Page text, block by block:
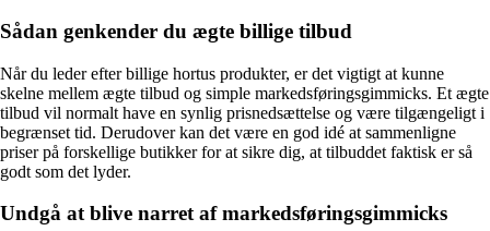
Sådan genkender du ægte billige tilbud
Når du leder efter billige hortus produkter, er det vigtigt at kunne
skelne mellem ægte tilbud og simple markedsføringsgimmicks. Et ægte
tilbud vil normalt have en synlig prisnedsættelse og være tilgængeligt i
begrænset tid. Derudover kan det være en god idé at sammenligne
priser på forskellige butikker for at sikre dig, at tilbuddet faktisk er så
godt som det lyder.
Undgå at blive narret af markedsføringsgimmicks